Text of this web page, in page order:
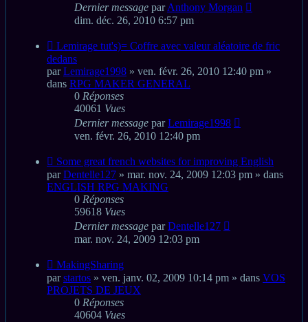
Dernier message parAnthony Morgan
dim. déc. 26, 2010 6:57 pm
Nouveau
message
Lemirage tut's)= Coffre avec valeur aléatoire de fric
dedans
parLemirage1998 » ven. févr. 26, 2010 12:40 pm »
dans RPG MAKER GENERAL
0 Réponses
40061 Vues
Dernier message parLemirage1998
ven. févr. 26, 2010 12:40 pm
Nouveau
message
Some great french websites for improving English
parDentelle127 » mar. nov. 24, 2009 12:03 pm » dans
ENGLISH RPG MAKING
0 Réponses
59618 Vues
Dernier message parDentelle127
mar. nov. 24, 2009 12:03 pm
Nouveau
message
MakingSharing
parstartos » ven. janv. 02, 2009 10:14 pm » dans VOS
PROJETS DE JEUX
0 Réponses
40604 Vues